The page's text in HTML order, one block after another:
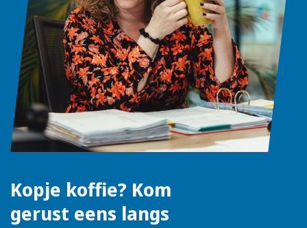
Kopje koffie? Kom
gerust eens langs